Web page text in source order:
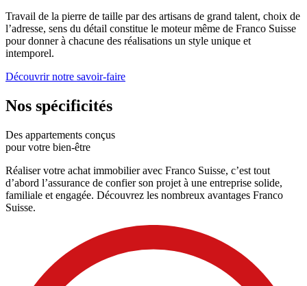
Travail de la pierre de taille par des artisans de grand talent, choix de
l’adresse, sens du détail constitue le moteur même de Franco Suisse
pour donner à chacune des réalisations un style unique et
intemporel.
Découvrir notre savoir-faire
Nos spécificités
Des appartements conçus
pour votre bien-être
Réaliser votre achat immobilier avec Franco Suisse, c’est tout
d’abord l’assurance de confier son projet à une entreprise solide,
familiale et engagée. Découvrez les nombreux avantages Franco
Suisse.